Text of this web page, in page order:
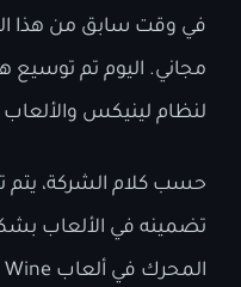
مجاني. اليوم تم توسيع
لنظام لينيكس
حسب كلام الشركة، يتم
تضمينه في الألعاب